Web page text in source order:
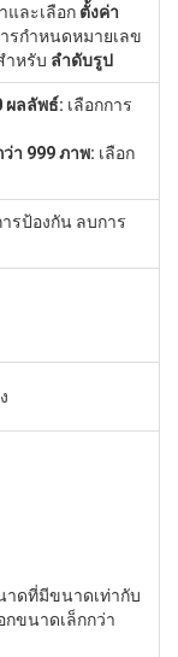
และเลือก ตั้งค่า
รกำหนดหมายเลข
ำหรับ ลำดับรูป
ผลลัพธ์: เลือกการ
า 999 ภาพ: เลือก
รป้องกัน ลบการ
าดที่มีขนาดเท่ากับ
ขนาดเล็กกว่า